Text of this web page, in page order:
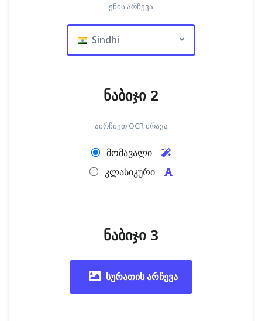
ენის არჩევა
Sindhi
ნაბიჯი 2
აირჩიეთ OCR ძრავა
მომავალი
კლასიკური
ნაბიჯი 3
სურათის არჩევა